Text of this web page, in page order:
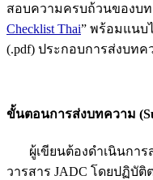
สอบความครบถ้วนของบ
Checklist Thai” พร้อมแนบไ
(.pdf) ประกอบการส่งบทค
ขั้นตอนการส่งบทความ
ผู้เขียนต้องดำเนินการส่
วารสาร JADC โดยปฏิบั